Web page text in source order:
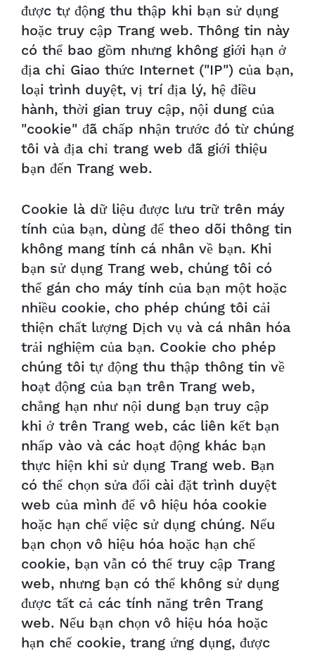
được tự động thu thập khi bạn sử dụng
hoặc truy cập Trang web. Thông tin này
có thể bao gồm nhưng không giới hạn ở
địa chỉ Giao thức Internet ("IP") của bạn,
loại trình duyệt, vị trí địa lý, hệ điều
hành, thời gian truy cập, nội dung của
"cookie" đã chấp nhận trước đó từ chúng
tôi và địa chỉ trang web đã giới thiệu
bạn đến Trang web.
Cookie là dữ liệu được lưu trữ trên máy
tính của bạn, dùng để theo dõi thông tin
không mang tính cá nhân về bạn. Khi
bạn sử dụng Trang web, chúng tôi có
thể gán cho máy tính của bạn một hoặc
nhiều cookie, cho phép chúng tôi cải
thiện chất lượng Dịch vụ và cá nhân hóa
trải nghiệm của bạn. Cookie cho phép
chúng tôi tự động thu thập thông tin về
hoạt động của bạn trên Trang web,
chẳng hạn như nội dung bạn truy cập
khi ở trên Trang web, các liên kết bạn
nhấp vào và các hoạt động khác bạn
thực hiện khi sử dụng Trang web. Bạn
có thể chọn sửa đổi cài đặt trình duyệt
web của mình để vô hiệu hóa cookie
hoặc hạn chế việc sử dụng chúng. Nếu
bạn chọn vô hiệu hóa hoặc hạn chế
cookie, bạn vẫn có thể truy cập Trang
web, nhưng bạn có thể không sử dụng
được tất cả các tính năng trên Trang
web. Nếu bạn chọn vô hiệu hóa hoặc
hạn chế cookie, trang ứng dụng, được